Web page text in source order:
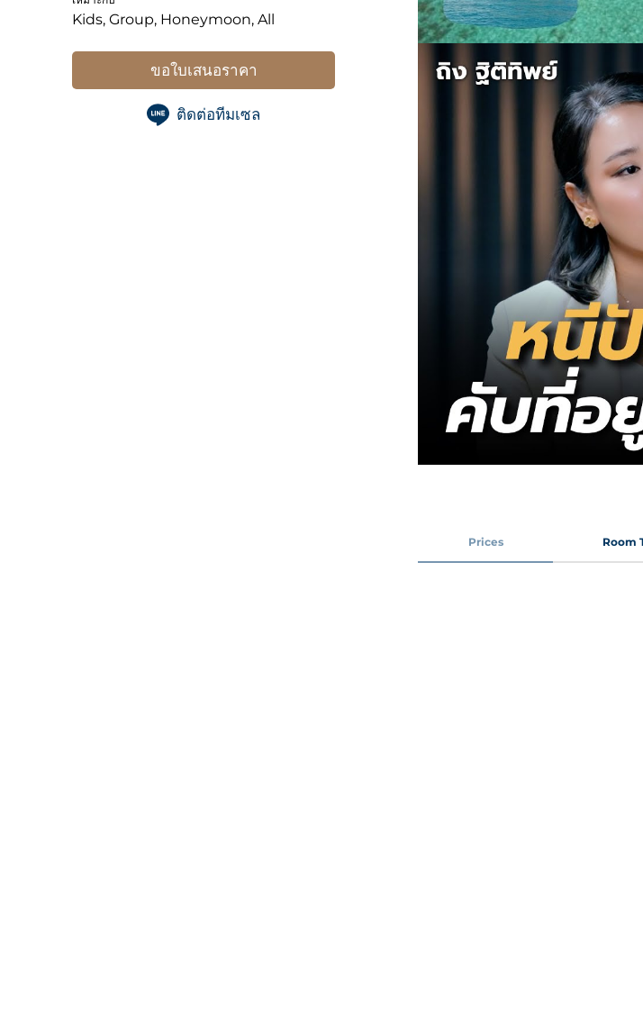
ขอใบเสนอราคา
Kids, Group, Honeymoon, All
ติดต่อทีมเซล
Prices Room